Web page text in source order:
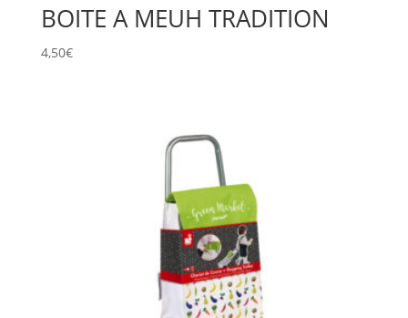
BOITE A MEUH TRADITION
4,50€